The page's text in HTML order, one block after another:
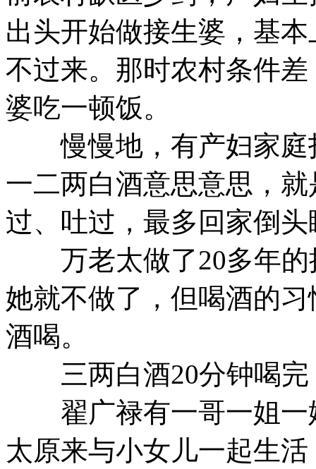
出头开始做接生婆，基
不过来。那时农村条件
婆吃一顿饭。
慢慢地，有产妇家庭
一二两白酒意思意思，
过、吐过，最多回家倒头
万老太做了20多年的
她就不做了，但喝酒的
酒喝。
三两白酒20分钟喝完
翟广禄有一哥一姐一
太原来与小女儿一起生